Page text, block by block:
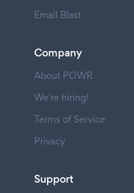
Email Blast
Company
About POWR
We're hiring!
Terms of Service
Privacy
Support